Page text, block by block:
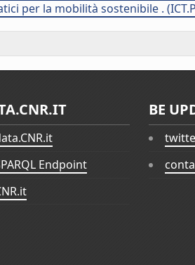
per la mobilità sostenibile .
Endpoint
BE